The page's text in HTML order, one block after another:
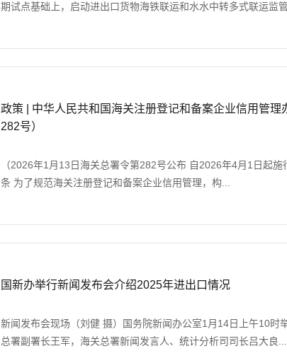
期试点基础上，启动进出口货物海铁联运和水水中转多式联运监管
政策 | 中华人民共和国海关注册登记和备案企业信用管理
282号）
（2026年1月13日海关总署令第282号公布 自2026年4月1日起
条 为了规范海关注册登记和备案企业信用管理，构...
国新办举行新闻发布会介绍2025年进出口情况
新闻发布会现场（刘健 摄）国务院新闻办公室1月14日上午10时
总署副署长王军，海关总署新闻发言人、统计分析司司长吕大良...